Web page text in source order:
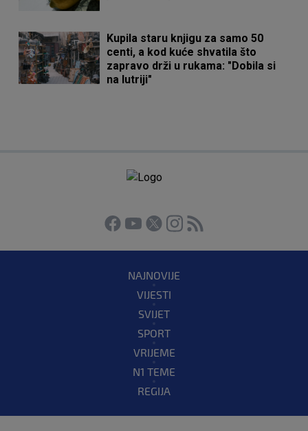
Kupila staru knjigu za samo 50
centi, a kod kuće shvatila što
zapravo drži u rukama: "Dobila si
na lutriji"
NAJNOVIJE
VIJESTI
SVIJET
SPORT
VRIJEME
N1 TEME
REGIJA